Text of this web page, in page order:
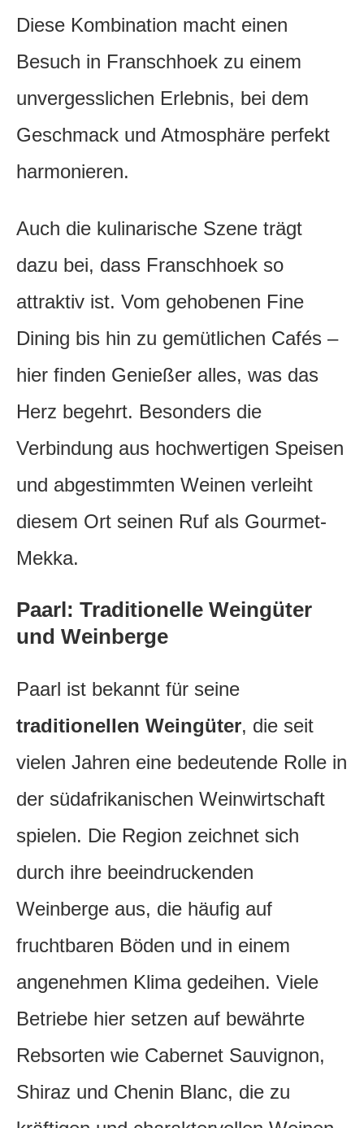
Diese Kombination macht einen
Besuch in Franschhoek zu einem
unvergesslichen Erlebnis, bei dem
Geschmack und Atmosphäre perfekt
harmonieren.
Auch die kulinarische Szene trägt
dazu bei, dass Franschhoek so
attraktiv ist. Vom gehobenen Fine
Dining bis hin zu gemütlichen Cafés –
hier finden Genießer alles, was das
Herz begehrt. Besonders die
Verbindung aus hochwertigen Speisen
und abgestimmten Weinen verleiht
diesem Ort seinen Ruf als Gourmet-
Mekka.
Paarl: Traditionelle Weingüter
und Weinberge
Paarl ist bekannt für seine
traditionellen Weingüter, die seit
vielen Jahren eine bedeutende Rolle in
der südafrikanischen Weinwirtschaft
spielen. Die Region zeichnet sich
durch ihre beeindruckenden
Weinberge aus, die häufig auf
fruchtbaren Böden und in einem
angenehmen Klima gedeihen. Viele
Betriebe hier setzen auf bewährte
Rebsorten wie Cabernet Sauvignon,
Shiraz und Chenin Blanc, die zu